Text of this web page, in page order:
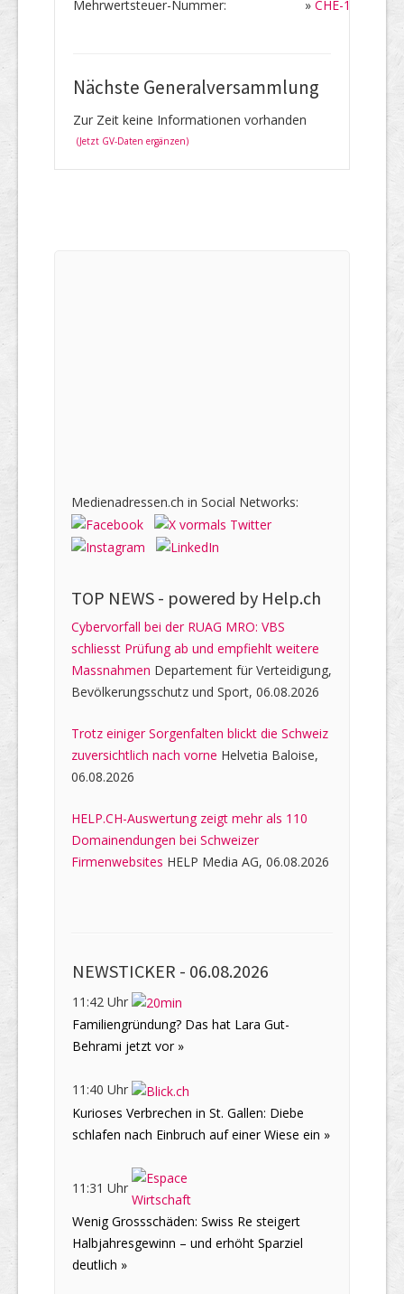
Mehrwertsteuer-Nummer:
» CHE-
Nächste Generalversammlung
Zur Zeit keine Informationen vorhanden
(Jetzt GV-Daten ergänzen)
Medienadressen.ch in Social Networks:
TOP NEWS - powered by Help.ch
Cybervorfall bei der RUAG MRO: VBS
schliesst Prüfung ab und empfiehlt weitere
Massnahmen Departement für Verteidigung,
Bevölkerungsschutz und Sport, 06.08.2026
Trotz einiger Sorgenfalten blickt die Schweiz
zuversichtlich nach vorne Helvetia Baloise,
06.08.2026
HELP.CH-Auswertung zeigt mehr als 110
Domainendungen bei Schweizer
Firmenwebsites HELP Media AG, 06.08.2026
NEWSTICKER - 06.08.2026
11:42 Uhr
Familiengründung? Das hat Lara Gut-
Behrami jetzt vor »
11:40 Uhr
Kurioses Verbrechen in St. Gallen: Diebe
schlafen nach Einbruch auf einer Wiese ein »
11:31 Uhr
Wenig Grossschäden: Swiss Re steigert
Halbjahresgewinn – und erhöht Sparziel
deutlich »